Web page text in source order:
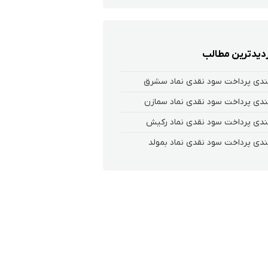
مطالب
پرداخت سود نقدی نماد سشرق
پرداخت سود نقدی نماد سمازن
پرداخت سود نقدی نماد رکیش
پرداخت سود نقدی نماد بمولد